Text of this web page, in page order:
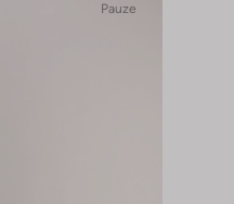
Pauze